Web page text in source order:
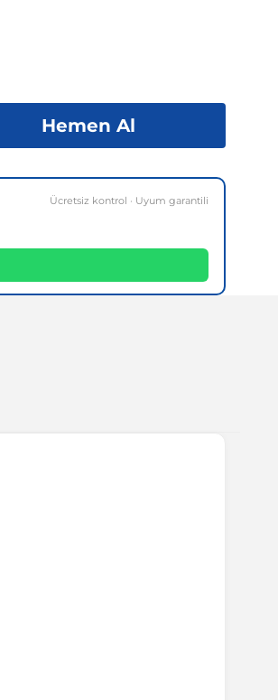
Hemen Al
Ücretsiz kontrol · Uyum garantili